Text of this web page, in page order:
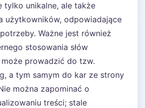
tylko unikalne, ale także
użytkowników, odpowiadające
Ważne jest również
stosowania słów
prowadzić do tzw.
a tym samym do kar ze strony
można zapominać o
treści; stale